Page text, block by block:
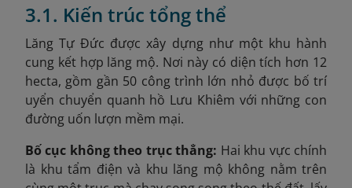
3.1. Kiến trúc tổng thể
Lăng Tự Đức được xây dựng như một khu hành
cung kết hợp lăng mộ. Nơi này có diện tích hơn 12
hecta, gồm gần 50 công trình lớn nhỏ được bố trí
uyển chuyển quanh hồ Lưu Khiêm với những con
đường uốn lượn mềm mại.
Bố cục không theo trục thẳng: Hai khu vực chính
là khu tẩm điện và khu lăng mộ không nằm trên